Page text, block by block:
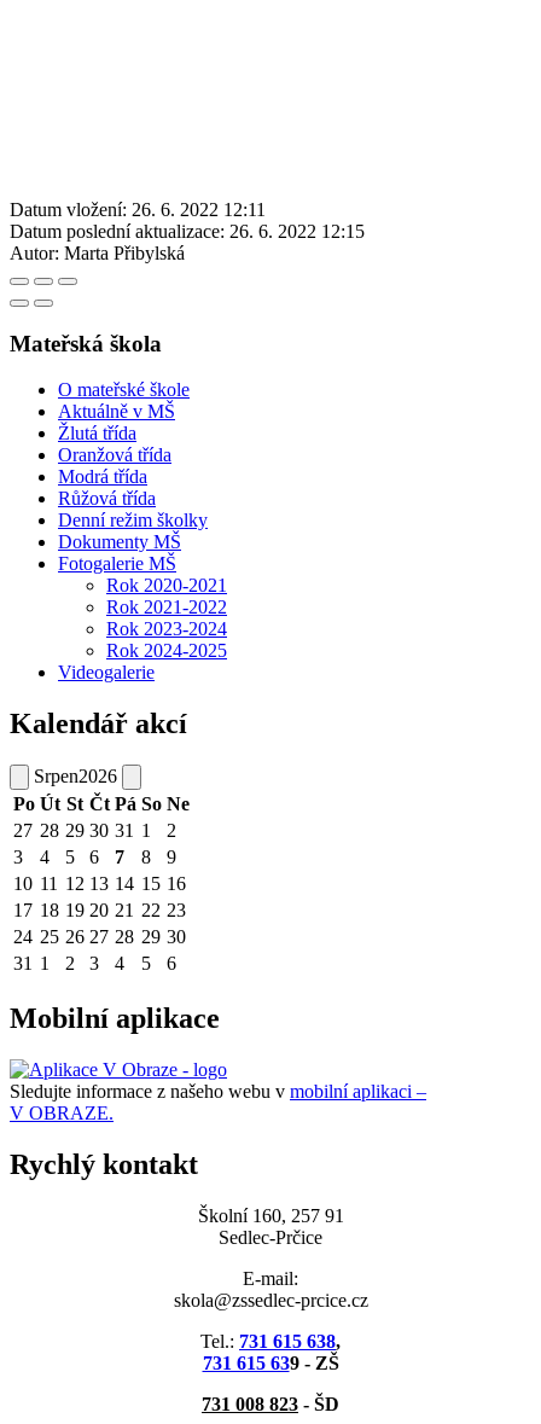
Datum vložení: 26. 6. 2022 12:11
Datum poslední aktualizace: 26. 6. 2022 12:15
Autor: Marta Přibylská
Mateřská škola
O mateřské škole
Aktuálně v MŠ
Žlutá třída
Oranžová třída
Modrá třída
Růžová třída
Denní režim školky
Dokumenty MŠ
Fotogalerie MŠ
Rok 2020-2021
Rok 2021-2022
Rok 2023-2024
Rok 2024-2025
Videogalerie
Kalendář akcí
Srpen2026
Po Út St Čt Pá So Ne
27 28 29 30 31 1
2
3
4 5 6 7 8
9
10 11 12 13 14 15 16
17 18 19 20 21 22 23
24 25 26 27 28 29 30
31 1 2 3 4 5 6
Mobilní aplikace
Sledujte informace z našeho webu v mobilní aplikaci –
V OBRAZE.
Rychlý kontakt
Školní 160, 257 91
Sedlec-Prčice
E-mail:
skola@zssedlec-prcice.cz
Tel.: 731 615 638,
731 615 639 - ZŠ
731 008 823 - ŠD